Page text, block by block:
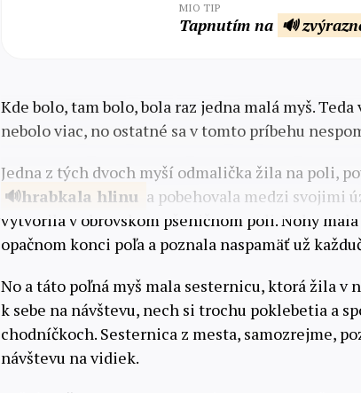
MIO TIP
Tapnutím na 🔊
Kde bolo, tam bolo, bola raz jedna malá myš.
nebolo viac, no ostatné sa v tomto príbehu
Jedna z tých dvoch myší odmalička žila na poli,
hrabkala hlinu a pobehovala medzi svojimi
vytvorila v obrovskom pšeničnom poli. Nohy
opačnom konci poľa a poznala naspamäť už
No a táto poľná myš mala sesternicu, ktorá žila v
k sebe na návštevu, nech si trochu poklebetia a
chodníčkoch. Sesternica z mesta, samozrejme,
návštevu na vidiek.